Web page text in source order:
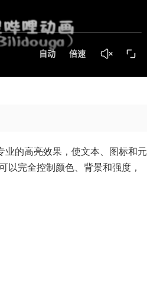
的高亮效果，使文本、图标和元
以完全控制颜色、背景和强度，